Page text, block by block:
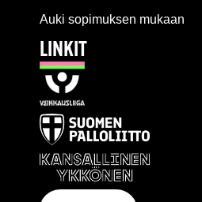
Auki sopimuksen mukaan
LINKIT